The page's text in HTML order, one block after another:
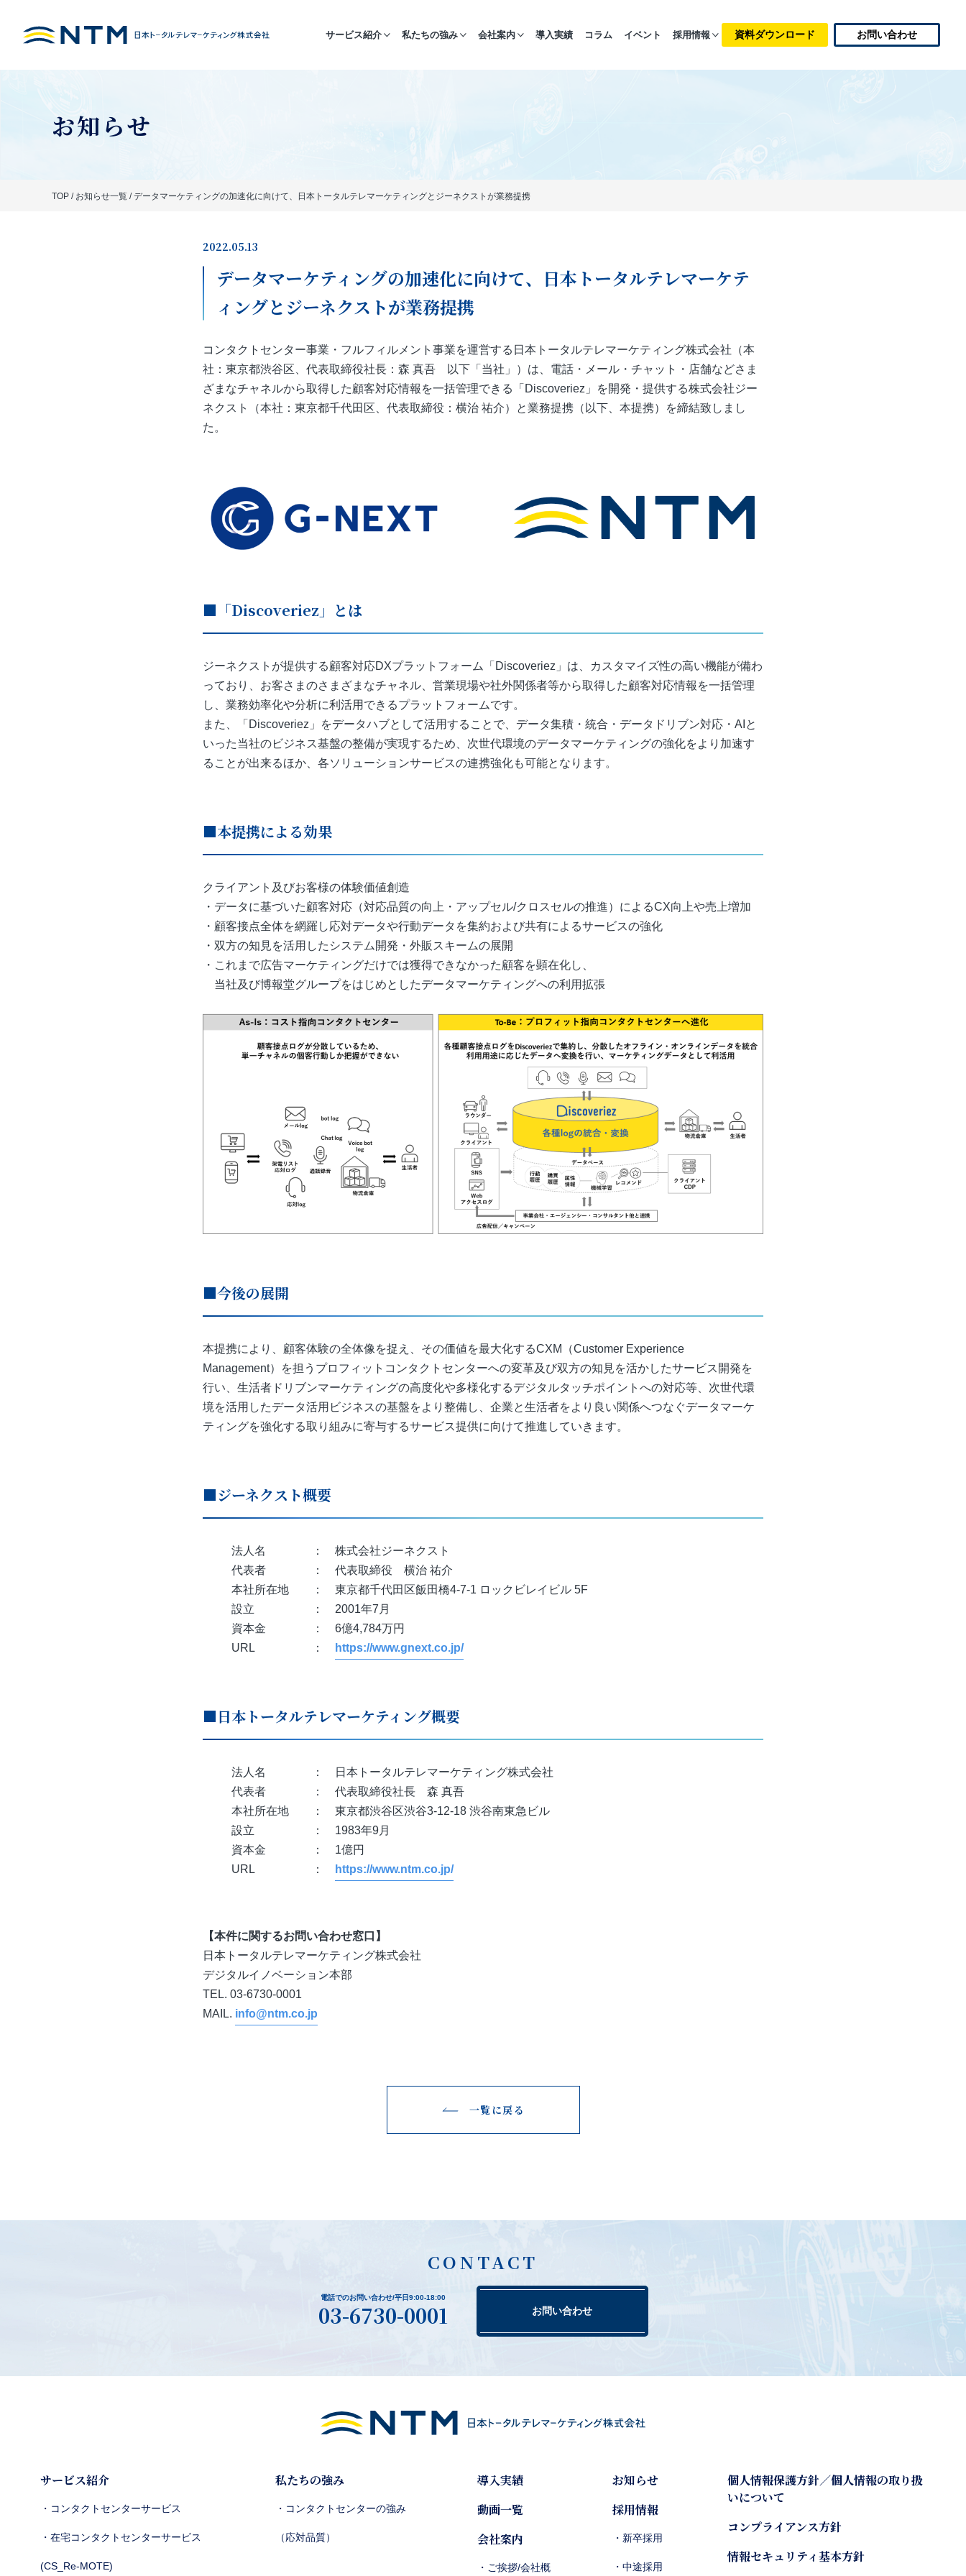
サービス紹介 私たちの強み 会社案内 導入実績 コラム イベント 採用情報 資料ダウンロード お問い合わせ
お知らせ
TOP / お知らせ一覧 /データマーケティングの加速化に向けて、日本トータルテレマーケティングとジーネクストが業務提携
2022.05.13
データマーケティングの加速化に向けて、日本トータルテレマーケテ
ィングとジーネクストが業務提携
コンタクトセンター事業・フルフィルメント事業を運営する日本トータルテレマーケティング株式会社（本
社：東京都渋谷区、代表取締役社長：森 真吾 以下「当社」）は、電話・メール・チャット・店舗などさま
ざまなチャネルから取得した顧客対応情報を一括管理できる「Discoveriez」を開発・提供する株式会社ジー
ネクスト（本社：東京都千代田区、代表取締役：横治 祐介）と業務提携（以下、本提携）を締結致しまし
た。
■「Discoveriez」とは
ジーネクストが提供する顧客対応DXプラットフォーム「Discoveriez」は、カスタマイズ性の高い機能が備わ
っており、お客さまのさまざまなチャネル、営業現場や社外関係者等から取得した顧客対応情報を一括管理
し、業務効率化や分析に利活用できるプラットフォームです。
また、「Discoveriez」をデータハブとして活用することで、データ集積・統合・データドリブン対応・AIと
いった当社のビジネス基盤の整備が実現するため、次世代環境のデータマーケティングの強化をより加速す
ることが出来るほか、各ソリューションサービスの連携強化も可能となります。
■本提携による効果
クライアント及びお客様の体験価値創造
・データに基づいた顧客対応（対応品質の向上・アップセル/クロスセルの推進）によるCX向上や売上増加
・顧客接点全体を網羅し応対データや行動データを集約および共有によるサービスの強化
・双方の知見を活用したシステム開発・外販スキームの展開
・これまで広告マーケティングだけでは獲得できなかった顧客を顕在化し、
当社及び博報堂グループをはじめとしたデータマーケティングへの利用拡張
■今後の展開
本提携により、顧客体験の全体像を捉え、その価値を最大化するCXM（Customer Experience
Management）を担うプロフィットコンタクトセンターへの変革及び双方の知見を活かしたサービス開発を
行い、生活者ドリブンマーケティングの高度化や多様化するデジタルタッチポイントへの対応等、次世代環
境を活用したデータ活用ビジネスの基盤をより整備し、企業と生活者をより良い関係へつなぐデータマーケ
ティングを強化する取り組みに寄与するサービス提供に向けて推進していきます。
■ジーネクスト概要
法人名 ： 株式会社ジーネクスト
代表者 ： 代表取締役 横治 祐介
本社所在地 ： 東京都千代田区飯田橋4‐7‐1 ロックビレイビル 5F
設立 ： 2001年7月
資本金 ： 6億4,784万円
URL ：
https://www.gnext.co.jp/
■日本トータルテレマーケティング概要
法人名 ： 日本トータルテレマーケティング株式会社
代表者 ： 代表取締役社長 森 真吾
本社所在地 ： 東京都渋谷区渋谷3-12-18 渋谷南東急ビル
設立 ： 1983年9月
資本金 ： 1億円
URL ：
https://www.ntm.co.jp/
【本件に関するお問い合わせ窓口】
日本トータルテレマーケティング株式会社
デジタルイノベーション本部
TEL. 03‐6730‐0001
MAIL. info@ntm.co.jp
一覧に戻る
CONTACT
お問い合わせ
電話でのお問い合わせ/平日9:00-18:00
03-6730-0001
サービス紹介
・コンタクトセンターサービス
・在宅コンタクトセンターサービス
(CS_Re-MOTE)
私たちの強み
・コンタクトセンターの強み
（応対品質）
導入実績
動画一覧
会社案内
・ご挨拶/会社概
お知らせ
採用情報
・新卒採用
・中途採用
個人情報保護方針／個人情報の取り扱
いについて
コンプライアンス方針
情報セキュリティ基本方針